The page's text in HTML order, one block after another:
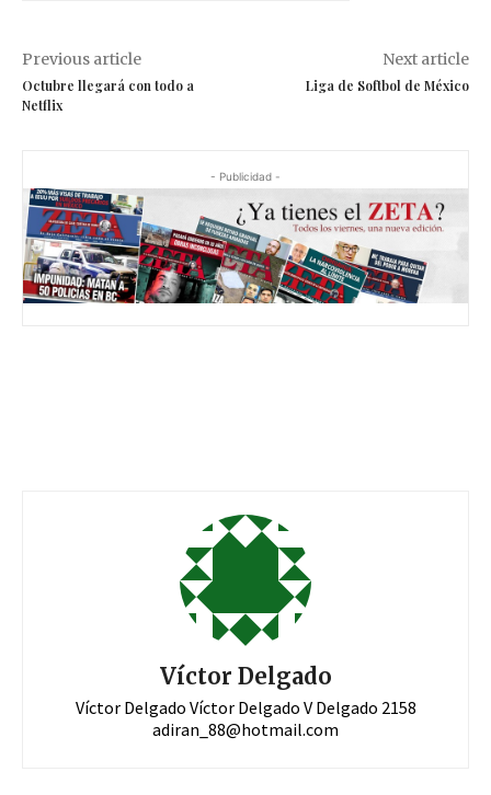
Previous article
Octubre llegará con todo a
Netflix
Next article
Liga de Softbol de México
- Publicidad -
Víctor Delgado
Víctor Delgado Víctor Delgado V Delgado 2158
adiran_88@hotmail.com